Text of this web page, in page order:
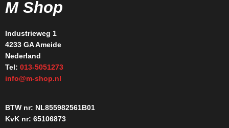
M Shop
Industrieweg 1
4233 GA Ameide
Nederland
Tel: 013-5051273
info@m-shop.nl
BTW nr: NL855982561B01
KvK nr: 65106873